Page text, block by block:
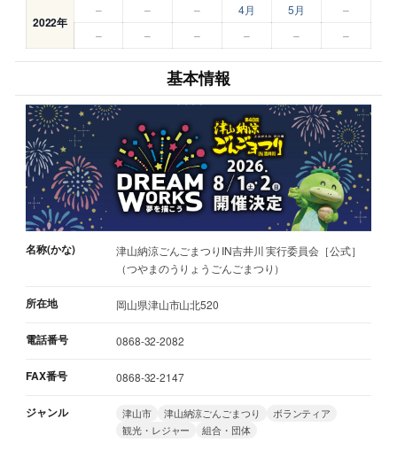
2022年
– – – 4月 5月
–
–
– – – – –
基本情報
名称(かな)
津山納涼ごんごまつりIN吉井川 実行委員会［公式］
（つやまのうりょうごんごまつり）
所在地 岡山県津山市山北520
電話番号 0868-32-2082
FAX番号 0868-32-2147
ジャンル 津山市 津山納涼ごんごまつり
ボランティア
観光・レジャー
組合・団体